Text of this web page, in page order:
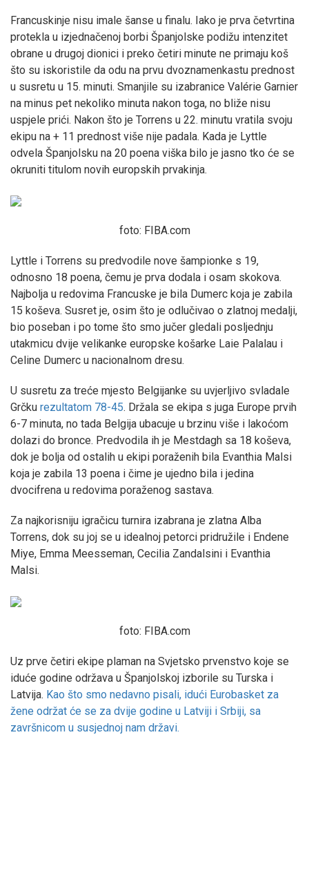
Francuskinje nisu imale šanse u finalu. Iako je prva četvrtina
protekla u izjednačenoj borbi Španjolske podižu intenzitet
obrane u drugoj dionici i preko četiri minute ne primaju koš
što su iskoristile da odu na prvu dvoznamenkastu prednost
u susretu u 15. minuti. Smanjile su izabranice Valérie Garnier
na minus pet nekoliko minuta nakon toga, no bliže nisu
uspjele prići. Nakon što je Torrens u 22. minutu vratila svoju
ekipu na + 11 prednost više nije padala. Kada je Lyttle
odvela Španjolsku na 20 poena viška bilo je jasno tko će se
okruniti titulom novih europskih prvakinja.
foto: FIBA.com
Lyttle i Torrens su predvodile nove šampionke s 19,
odnosno 18 poena, čemu je prva dodala i osam skokova.
Najbolja u redovima Francuske je bila Dumerc koja je zabila
15 koševa. Susret je, osim što je odlučivao o zlatnoj medalji,
bio poseban i po tome što smo jučer gledali posljednju
utakmicu dvije velikanke europske košarke Laie Palalau i
Celine Dumerc u nacionalnom dresu.
U susretu za treće mjesto Belgijanke su uvjerljivo svladale
Grčku rezultatom 78-45. Držala se ekipa s juga Europe prvih
6-7 minuta, no tada Belgija ubacuje u brzinu više i lakoćom
dolazi do bronce. Predvodila ih je Mestdagh sa 18 koševa,
dok je bolja od ostalih u ekipi poraženih bila Evanthia Malsi
koja je zabila 13 poena i čime je ujedno bila i jedina
dvocifrena u redovima poraženog sastava.
Za najkorisniju igračicu turnira izabrana je zlatna Alba
Torrens, dok su joj se u idealnoj petorci pridružile i Endene
Miye, Emma Meesseman, Cecilia Zandalsini i Evanthia
Malsi.
foto: FIBA.com
Uz prve četiri ekipe plaman na Svjetsko prvenstvo koje se
iduće godine održava u Španjolskoj izborile su Turska i
Latvija. Kao što smo nedavno pisali, idući Eurobasket za
žene održat će se za dvije godine u Latviji i Srbiji, sa
završnicom u susjednoj nam državi.